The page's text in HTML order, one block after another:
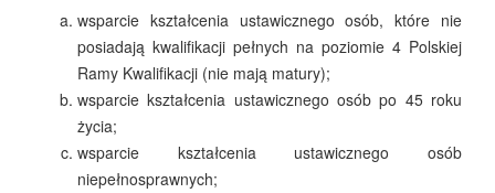
wsparcie kształcenia ustawicznego osób, które nie
posiadają kwalifikacji pełnych na poziomie 4 Polskiej
Ramy Kwalifikacji (nie mają matury);
wsparcie kształcenia ustawicznego osób po 45 roku
życia;
wsparcie kształcenia ustawicznego osób
niepełnosprawnych;